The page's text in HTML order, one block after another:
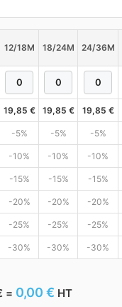
12/18M 18/24M 24/36M
19,85 € 19,85 € 19,85 €
-5% -5% -5%
-10% -10% -10%
-15% -15% -15%
-20% -20% -20%
-25% -25% -25%
-30% -30% -30%
= 0,00 € HT